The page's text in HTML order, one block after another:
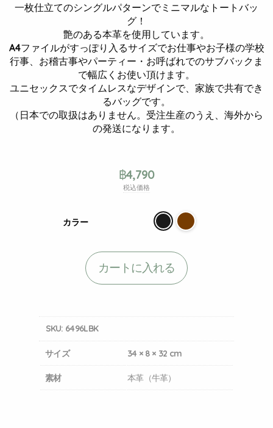
一枚仕立てのシングルパターンでミニマルなトートバッ
グ！
艶のある本革を使用しています。
A4ファイルがすっぽり入るサイズでお仕事やお子様の学校
行事、お稽古事やパーティー・お呼ばれでのサブバックま
で幅広くお使い頂けます。
ユニセックスでタイムレスなデザインで、家族で共有でき
るバッグです。
（日本での取扱はありません。受注生産のうえ、海外から
の発送になります。
฿4,790
税込価格
カラー
カートに入れる
SKU: 6496LBK
サイズ 34 × 8 × 32 cm
素材 本革（牛革）